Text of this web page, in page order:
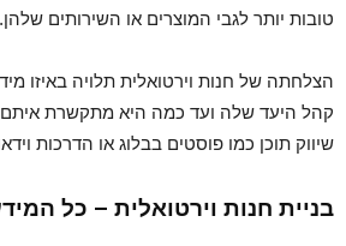
טובות יותר לגבי המוצרים או השירותים שלהן.
הצלחתה של חנות וירטואלית תלויה באיזו
קהל היעד שלה ועד כמה היא מתקשרת
שיווק תוכן כמו פוסטים בבלוג או הדרכות
בניית חנות וירטואלית – כל